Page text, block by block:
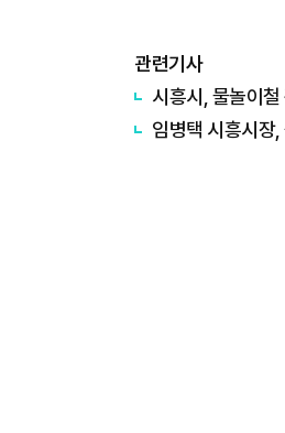
관련기사
시흥시, 물놀이
임병택 시흥시장